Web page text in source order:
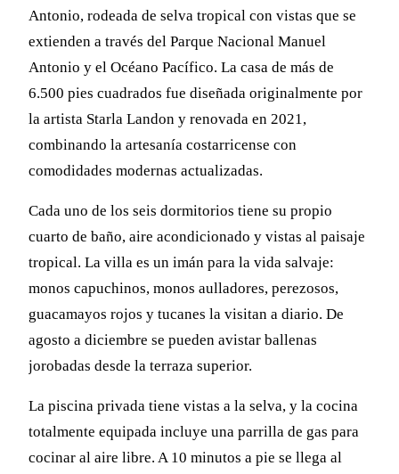
Antonio, rodeada de selva tropical con vistas que se
extienden a través del Parque Nacional Manuel
Antonio y el Océano Pacífico. La casa de más de
6.500 pies cuadrados fue diseñada originalmente por
la artista Starla Landon y renovada en 2021,
combinando la artesanía costarricense con
comodidades modernas actualizadas.
Cada uno de los seis dormitorios tiene su propio
cuarto de baño, aire acondicionado y vistas al paisaje
tropical. La villa es un imán para la vida salvaje:
monos capuchinos, monos aulladores, perezosos,
guacamayos rojos y tucanes la visitan a diario. De
agosto a diciembre se pueden avistar ballenas
jorobadas desde la terraza superior.
La piscina privada tiene vistas a la selva, y la cocina
totalmente equipada incluye una parrilla de gas para
cocinar al aire libre. A 10 minutos a pie se llega al